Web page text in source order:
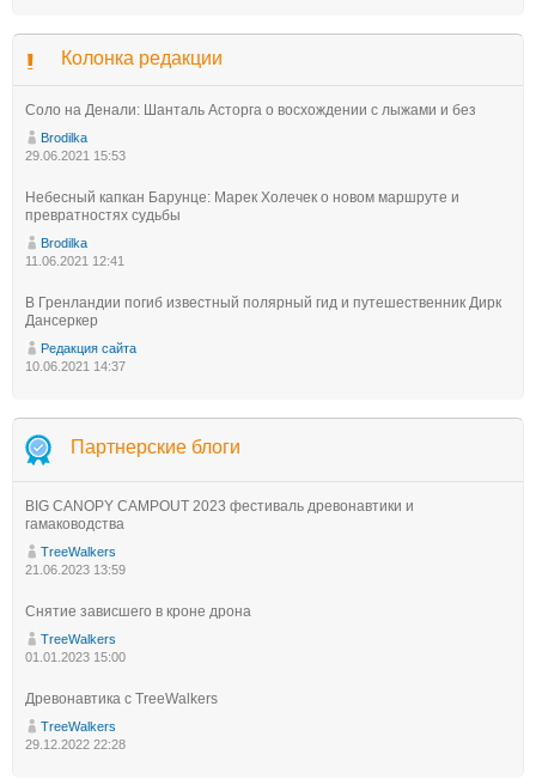
Колонка редакции
Соло на Денали: Шанталь Асторга о восхождении с лыжами и без
Brodilka
29.06.2021 15:53
Небесный капкан Барунце: Марек Холечек о новом маршруте и
превратностях судьбы
Brodilka
11.06.2021 12:41
В Гренландии погиб известный полярный гид и путешественник Дирк
Дансеркер
Редакция сайта
10.06.2021 14:37
Партнерские блоги
BIG CANOPY CAMPOUT 2023 фестиваль древонавтики и
гамаководства
TreeWalkers
21.06.2023 13:59
Снятие зависшего в кроне дрона
TreeWalkers
01.01.2023 15:00
Древонавтика с TreeWalkers
TreeWalkers
29.12.2022 22:28